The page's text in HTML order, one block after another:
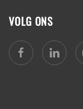
VOLG ONS